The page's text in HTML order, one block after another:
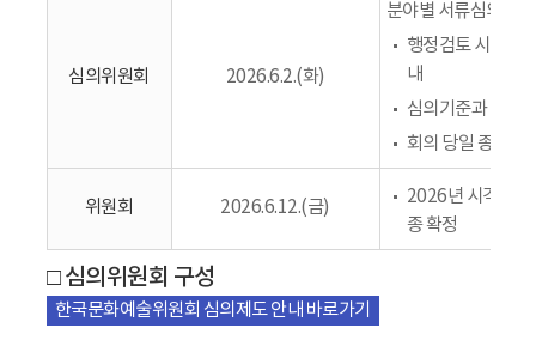
심의위원회 2026.6.2.(화)
분야별 서류심의
행정검토 시 결격
내
심의기준과 방침
회의 당일 종합토
위원회 2026.6.12.(금)
2026년 시각예술
종 확정
□ 심의위원회 구성
한국문화예술위원회 심의제도 안내 바로가기